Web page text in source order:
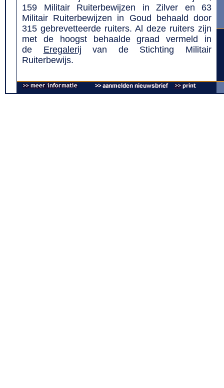
159 Militair Ruiterbewijzen in Zilver en 63
Militair Ruiterbewijzen in Goud behaald door
315 gebrevetteerde ruiters. Al deze ruiters zijn
met de hoogst behaalde graad vermeld in
de Eregalerij van de Stichting Militair
Ruiterbewijs.